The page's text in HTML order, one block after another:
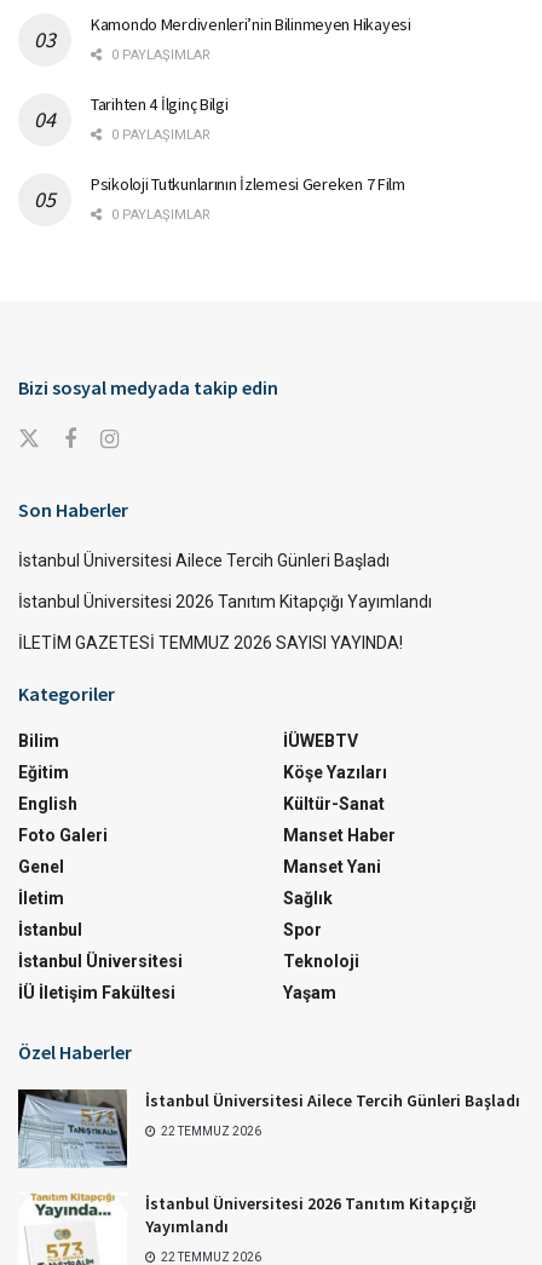
Kamondo Merdivenleri’nin Bilinmeyen Hikayesi
0 PAYLAŞIMLAR
Tarihten 4 İlginç Bilgi
0 PAYLAŞIMLAR
Psikoloji Tutkunlarının İzlemesi Gereken 7 Film
0 PAYLAŞIMLAR
Bizi sosyal medyada takip edin
Son Haberler
İstanbul Üniversitesi Ailece Tercih Günleri Başladı
İstanbul Üniversitesi 2026 Tanıtım Kitapçığı Yayımlandı
İLETİM GAZETESİ TEMMUZ 2026 SAYISI YAYINDA!
Kategoriler
Bilim
Eğitim
English
Foto Galeri
Genel
İletim
İstanbul
İstanbul Üniversitesi
İÜ İletişim Fakültesi
İÜWEBTV
Köşe Yazıları
Kültür-Sanat
Manset Haber
Manset Yani
Sağlık
Spor
Teknoloji
Yaşam
Özel Haberler
İstanbul Üniversitesi Ailece Tercih Günleri Başladı
22 TEMMUZ 2026
İstanbul Üniversitesi 2026 Tanıtım Kitapçığı
Yayımlandı
22 TEMMUZ 2026